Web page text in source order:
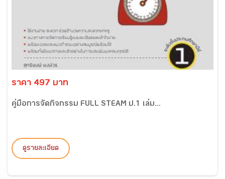
ราคา 497 บาท
คู่มือการจัดกิจกรรม FULL STEAM ป.1 เล่ม...
ดูรายละเอียด